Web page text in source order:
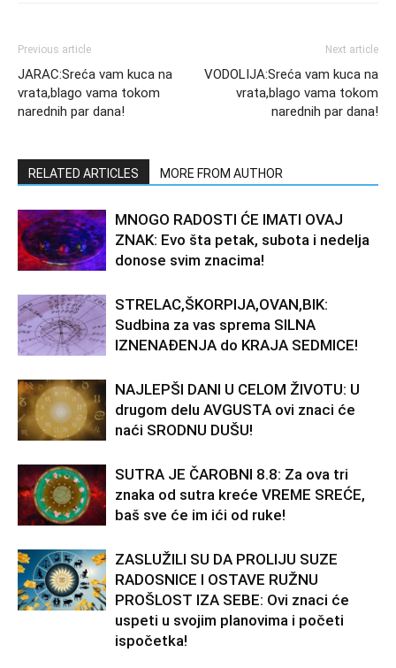
Previous article
JARAC:Sreća vam kuca na
vrata,blago vama tokom
narednih par dana!
Next article
VODOLIJA:Sreća vam kuca na
vrata,blago vama tokom
narednih par dana!
RELATED ARTICLES MORE FROM AUTHOR
MNOGO RADOSTI ĆE IMATI OVAJ
ZNAK: Evo šta petak, subota i nedelja
donose svim znacima!
STRELAC,ŠKORPIJA,OVAN,BIK:
Sudbina za vas sprema SILNA
IZNENAĐENJA do KRAJA SEDMICE!
NAJLEPŠI DANI U CELOM ŽIVOTU: U
drugom delu AVGUSTA ovi znaci će
naći SRODNU DUŠU!
SUTRA JE ČAROBNI 8.8: Za ova tri
znaka od sutra kreće VREME SREĆE,
baš sve će im ići od ruke!
ZASLUŽILI SU DA PROLIJU SUZE
RADOSNICE I OSTAVE RUŽNU
PROŠLOST IZA SEBE: Ovi znaci će
uspeti u svojim planovima i početi
ispočetka!